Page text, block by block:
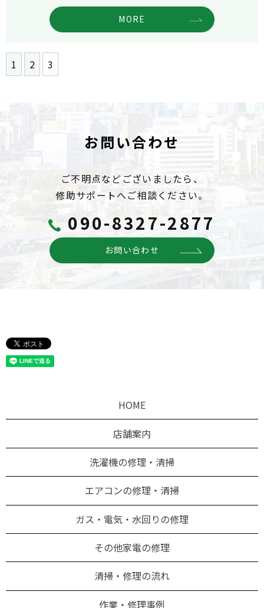
MORE
1 2 3
お問い合わせ
ご不明点などございましたら、
修助サポートへご相談ください。
090-8327-2877
お問い合わせ
HOME
店舗案内
洗濯機の修理・清掃
エアコンの修理・清掃
ガス・電気・水回りの修理
その他家電の修理
清掃・修理の流れ
作業・修理事例